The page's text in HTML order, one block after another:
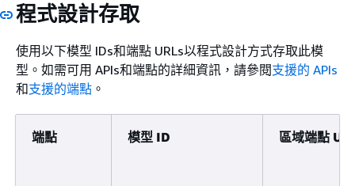
程式設計存取
使用以下模型 IDs和端點 URLs以程式設計方式存取此模
型。如需可用 APIs和端點的詳細資訊，請參閱支援的 APIs
和支援的端點 。
端點 模型 ID 區域端點